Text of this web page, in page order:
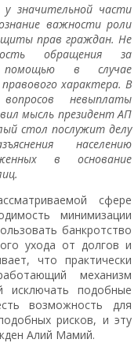
значительной части
важности роли
прав граждан. Не
обращения за
помощью в случае
характера. В
невыплаты
мысль президент АП
стол послужит делу
населению
в основание
сфере
минимизации
банкротство
ухода от долгов и
что практически
механизм
исключать подобные
возможность для
рисков, и эту
Алий Мамий.